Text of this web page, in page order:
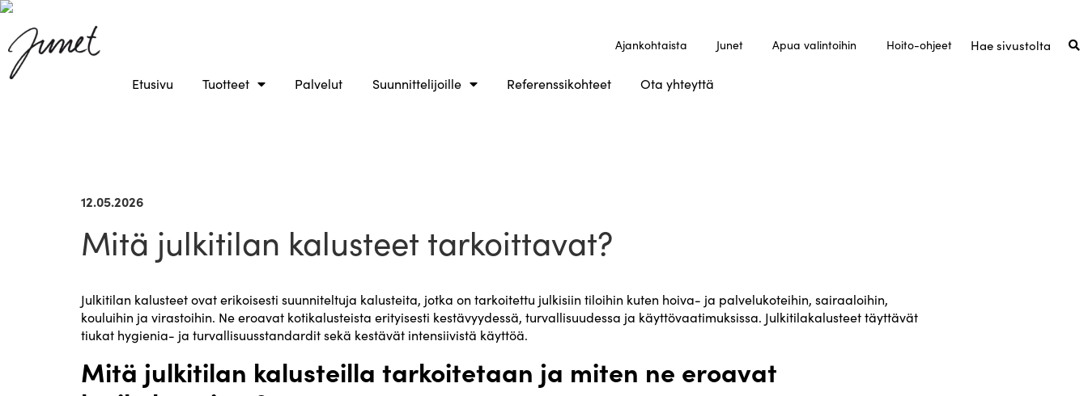
Ajankohtaista Junet Apua valintoihin Hoito-ohjeet
Etusivu Tuotteet Palvelut Suunnittelijoille Referenssikohteet Ota yhteyttä
12.05.2026
Mitä julkitilan kalusteet tarkoittavat?
Julkitilan kalusteet ovat erikoisesti suunniteltuja kalusteita, jotka on tarkoitettu julkisiin tiloihin kuten hoiva- ja palvelukoteihin, sairaaloihin,
kouluihin ja virastoihin. Ne eroavat kotikalusteista erityisesti kestävyydessä, turvallisuudessa ja käyttövaatimuksissa. Julkitilakalusteet täyttävät
tiukat hygienia- ja turvallisuusstandardit sekä kestävät intensiivistä käyttöä.
Mitä julkitilan kalusteilla tarkoitetaan ja miten ne eroavat